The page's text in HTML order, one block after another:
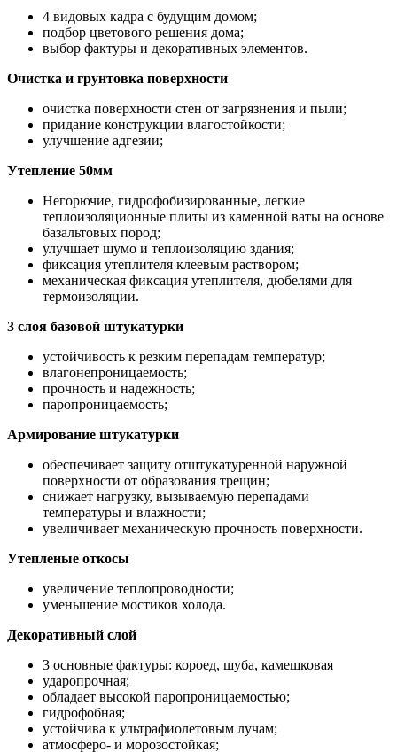
4 видовых кадра с будущим домом;
подбор цветового решения дома;
выбор фактуры и декоративных элементов.
Очистка и грунтовка поверхности
очистка поверхности стен от загрязнения и пыли;
придание конструкции влагостойкости;
улучшение адгезии;
Утепление 50мм
Негорючие, гидрофобизированные, легкие
теплоизоляционные плиты из каменной ваты на основе
базальтовых пород;
улучшает шумо и теплоизоляцию здания;
фиксация утеплителя клеевым раствором;
механическая фиксация утеплителя, дюбелями для
термоизоляции.
3 слоя базовой штукатурки
устойчивость к резким перепадам температур;
влагонепроницаемость;
прочность и надежность;
паропроницаемость;
Армирование штукатурки
обеспечивает защиту отштукатуренной наружной
поверхности от образования трещин;
снижает нагрузку, вызываемую перепадами
температуры и влажности;
увеличивает механическую прочность поверхности.
Утепленые откосы
увеличение теплопроводности;
уменьшение мостиков холода.
Декоративный слой
3 основные фактуры: короед, шуба, камешковая
ударопрочная;
обладает высокой паропроницаемостью;
гидрофобная;
устойчива к ультрафиолетовым лучам;
атмосферо- и морозостойкая;